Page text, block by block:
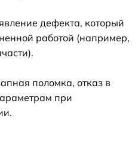
дефекта, который
работой (например,
поломка, отказ в
при